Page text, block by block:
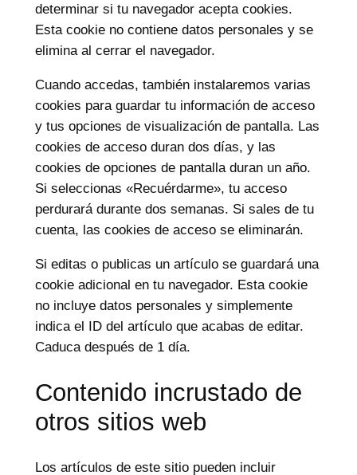
determinar si tu navegador acepta cookies.
Esta cookie no contiene datos personales y se
elimina al cerrar el navegador.
Cuando accedas, también instalaremos varias
cookies para guardar tu información de acceso
y tus opciones de visualización de pantalla. Las
cookies de acceso duran dos días, y las
cookies de opciones de pantalla duran un año.
Si seleccionas «Recuérdarme», tu acceso
perdurará durante dos semanas. Si sales de tu
cuenta, las cookies de acceso se eliminarán.
Si editas o publicas un artículo se guardará una
cookie adicional en tu navegador. Esta cookie
no incluye datos personales y simplemente
indica el ID del artículo que acabas de editar.
Caduca después de 1 día.
Contenido incrustado de
otros sitios web
Los artículos de este sitio pueden incluir